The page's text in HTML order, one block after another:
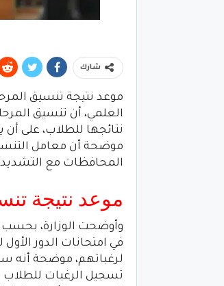
شارك
نتائجها للطلاب، على
موضحة أن معامل
المحافظات مع التشديد
موعد نتيجة
وأوضحت الوزارة،
لرغباتهم، موضحة أنه
تسجيل الرغبات للطلاب